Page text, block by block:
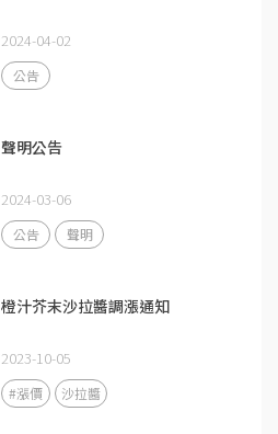
2024-04-02
公告
聲明公告
2024-03-06
公告 聲明
橙汁芥末沙拉醬調漲通知
2023-10-05
#漲價 沙拉醬